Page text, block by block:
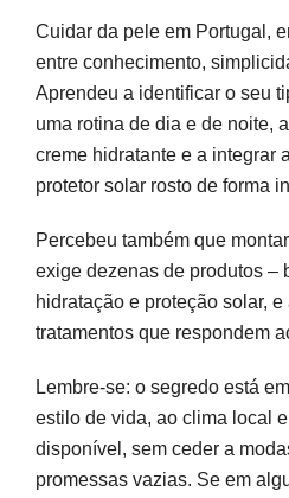
Cuidar da pele em Portugal,
entre conhecimento,
Aprendeu a identificar o seu
uma rotina de dia e de noite,
creme hidratante e a integrar
protetor solar rosto de forma
Percebeu também que
exige dezenas de produtos –
hidratação e proteção solar,
tratamentos que respondem
Lembre-se: o segredo está
estilo de vida, ao clima local
disponível, sem ceder a
promessas vazias. Se em